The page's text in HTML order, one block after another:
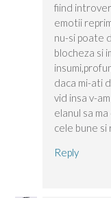
fiind
emotii
nu-si poate
blocheza si
daca mi-ati
vid insa v-
elanul sa
cele bune
Reply